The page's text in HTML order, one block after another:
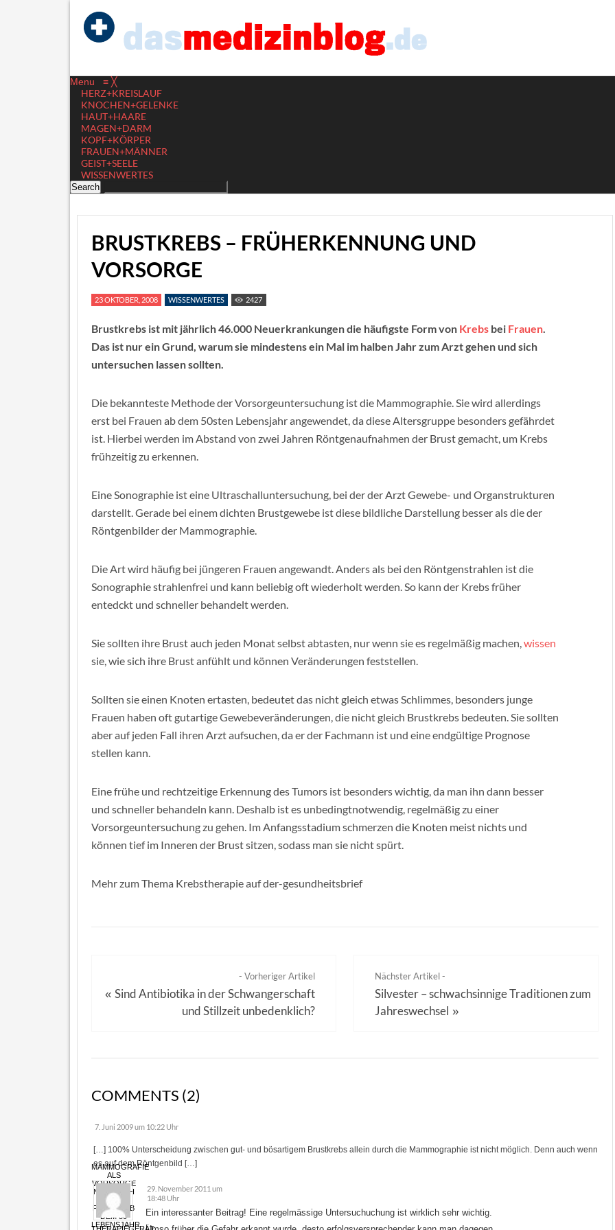
Menu ≡ ╳
HERZ+KREISLAUF
KNOCHEN+GELENKE
HAUT+HAARE
MAGEN+DARM
KOPF+KÖRPER
FRAUEN+MÄNNER
GEIST+SEELE
WISSENWERTES
BRUSTKREBS – FRÜHERKENNUNG UND
VORSORGE
23 OKTOBER, 2008 WISSENWERTES 2427
Brustkrebs ist mit jährlich 46.000 Neuerkrankungen die häufigste Form von Krebs bei Frauen.
Das ist nur ein Grund, warum sie mindestens ein Mal im halben Jahr zum Arzt gehen und sich
untersuchen lassen sollten.
Die bekannteste Methode der Vorsorgeuntersuchung ist die Mammographie. Sie wird allerdings
erst bei Frauen ab dem 50sten Lebensjahr angewendet, da diese Altersgruppe besonders gefährdet
ist. Hierbei werden im Abstand von zwei Jahren Röntgenaufnahmen der Brust gemacht, um Krebs
frühzeitig zu erkennen.
Eine Sonographie ist eine Ultraschalluntersuchung, bei der der Arzt Gewebe- und Organstrukturen
darstellt. Gerade bei einem dichten Brustgewebe ist diese bildliche Darstellung besser als die der
Röntgenbilder der Mammographie.
Die Art wird häufig bei jüngeren Frauen angewandt. Anders als bei den Röntgenstrahlen ist die
Sonographie strahlenfrei und kann beliebig oft wiederholt werden. So kann der Krebs früher
entedckt und schneller behandelt werden.
Sie sollten ihre Brust auch jeden Monat selbst abtasten, nur wenn sie es regelmäßig machen,wissen
sie, wie sich ihre Brust anfühlt und können Veränderungen feststellen.
Sollten sie einen Knoten ertasten, bedeutet das nicht gleich etwas Schlimmes, besonders junge
Frauen haben oft gutartige Gewebeveränderungen, die nicht gleich Brustkrebs bedeuten. Sie sollten
aber auf jeden Fall ihren Arzt aufsuchen, da er der Fachmann ist und eine endgültige Prognose
stellen kann.
Eine frühe und rechtzeitige Erkennung des Tumors ist besonders wichtig, da man ihn dann besser
und schneller behandeln kann. Deshalb ist es unbedingtnotwendig, regelmäßig zu einer
Vorsorgeuntersuchung zu gehen. Im Anfangsstadium schmerzen die Knoten meist nichts und
können tief im Inneren der Brust sitzen, sodass man sie nicht spürt.
Mehr zum Thema Krebstherapie auf der-gesundheitsbrief
- Vorheriger Artikel
« Sind Antibiotika in der Schwangerschaft
und Stillzeit unbedenklich?
Nächster Artikel -
Silvester – schwachsinnige Traditionen zum
Jahreswechsel »
COMMENTS (2)
MAMMOGRAFIE
ALS
VORSORGE
NUR NOCH
FÜR
FRAUEN AB
DEM 50
LEBENSJAHR
7. Juni 2009 um 10:22 Uhr
[…] 100% Unterscheidung zwischen gut- und bösartigem Brustkrebs allein durch die Mammographie ist nicht möglich. Denn auch wenn
es auf dem Röntgenbild […]
29. November 2011 um
18:48 Uhr
Ein interessanter Beitrag! Eine regelmässige Untersuchuchung ist wirklich sehr wichtig.